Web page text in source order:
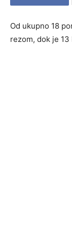
Od ukupno 18
rezom, dok je